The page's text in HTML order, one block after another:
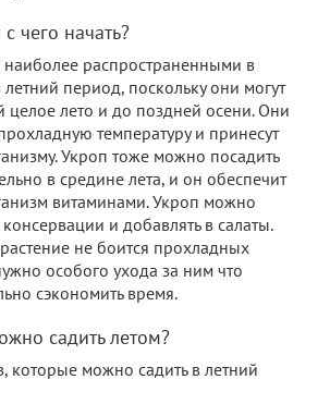
чего начать?
наиболее распространенными в
период, поскольку они могут
целое лето и до поздней осени. Они
температуру и принесут
Укроп тоже можно посадить
в средине лета, и он обеспечит
витаминами. Укроп можно
и добавлять в салаты.
не боится прохладных
особого ухода за ним что
сэкономить время.
садить летом?
которые можно садить в летний